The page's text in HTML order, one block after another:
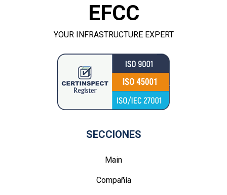
EFCC
YOUR INFRASTRUCTURE EXPERT
SECCIONES
Main
Compañía